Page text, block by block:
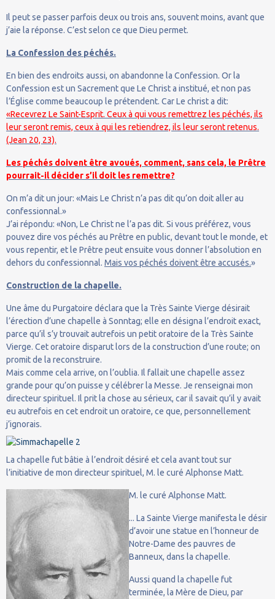
Il peut se passer parfois deux ou trois ans, souvent moins, avant que
j’aie la réponse. C’est selon ce que Dieu permet.
La Confession des péchés.
En bien des endroits aussi, on abandonne la Confession. Or la
Confession est un Sacrement que Le Christ a institué, et non pas
l’Église comme beaucoup le prétendent. Car Le christ a dit:
«Recevrez Le Saint-Esprit. Ceux à qui vous remettrez les péchés, ils
leur seront remis, ceux à qui les retiendrez, ils leur seront retenus.
(Jean 20, 23).
Les péchés doivent être avoués, comment, sans cela, le Prêtre
pourrait-il décider s’il doit les remettre?
On m’a dit un jour: «Mais Le Christ n’a pas dit qu’on doit aller au
confessionnal.»
J’ai répondu: «Non, Le Christ ne l’a pas dit. Si vous préférez, vous
pouvez dire vos péchés au Prêtre en public, devant tout le monde, et
vous repentir, et le Prêtre peut ensuite vous donner l’absolution en
dehors du confessionnal. Mais vos péchés doivent être accusés.»
Construction de la chapelle.
Une âme du Purgatoire déclara que la Très Sainte Vierge désirait
l’érection d’une chapelle à Sonntag; elle en désigna l’endroit exact,
parce qu’il s’y trouvait autrefois un petit oratoire de la Très Sainte
Vierge. Cet oratoire disparut lors de la construction d’une route; on
promit de la reconstruire.
Mais comme cela arrive, on l’oublia. Il fallait une chapelle assez
grande pour qu’on puisse y célébrer la Messe. Je renseignai mon
directeur spirituel. Il prit la chose au sérieux, car il savait qu’il y avait
eu autrefois en cet endroit un oratoire, ce que, personnellement
j’ignorais.
La chapelle fut bâtie à l’endroit désiré et cela avant tout sur
l’initiative de mon directeur spirituel, M. le curé Alphonse Matt.
M. le curé Alphonse Matt.
... La Sainte Vierge manifesta le désir
d’avoir une statue en l’honneur de
Notre-Dame des pauvres de
Banneux, dans la chapelle.
Aussi quand la chapelle fut
terminée, la Mère de Dieu, par